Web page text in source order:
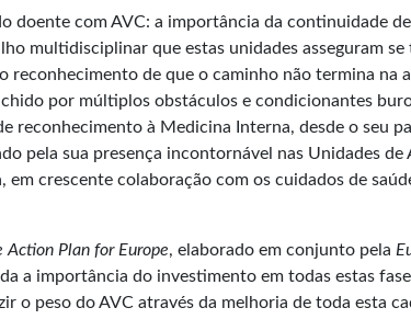
doente com AVC: a importância da continuidade
multidisciplinar que estas unidades asseguram
reconhecimento de que o caminho não termina
por múltiplos obstáculos e condicionantes
reconhecimento à Medicina Interna, desde o seu
pela sua presença incontornável nas Unidades
crescente colaboração com os cuidados de
Action Plan for Europe, elaborado em conjunto pela
a importância do investimento em todas estas
o peso do AVC através da melhoria de toda esta